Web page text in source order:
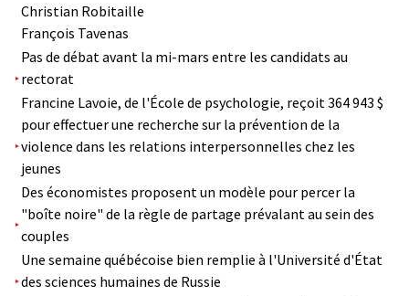
Christian Robitaille
François Tavenas
Pas de débat avant la mi-mars entre les candidats au
rectorat
Francine Lavoie, de l'École de psychologie, reçoit 364 943 $
pour effectuer une recherche sur la prévention de la
violence dans les relations interpersonnelles chez les
jeunes
Des économistes proposent un modèle pour percer la
"boîte noire" de la règle de partage prévalant au sein des
couples
Une semaine québécoise bien remplie à l'Université d'État
des sciences humaines de Russie